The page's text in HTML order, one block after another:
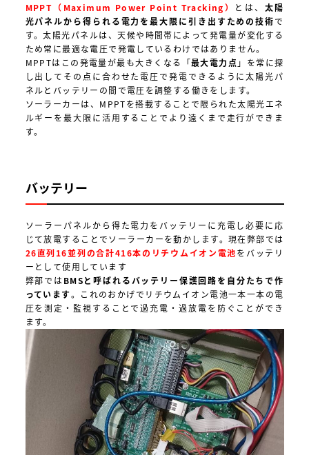
MPPT （Maximum Power Point Tracking） とは、 太陽
光パネルから得られる電力を最大限に引き出すための技術で
す。太陽光パネルは、天候や時間帯によって発電量が変化する
ため常に最適な電圧で発電しているわけではありません。
MPPTはこの発電量が最も大きくなる「最大電力点 」を常に探
し出してその点に合わせた電圧で発電できるように太陽光パ
ネルとバッテリーの間で電圧を調整する働きをします。
ソーラーカーは、MPPTを搭載することで限られた太陽光エネ
ルギーを最大限に活用することでより遠くまで走行ができま
す。
バッテリー
ソーラーパネルから得た電力をバッテリーに充電し必要に応
じて放電することでソーラーカーを動かします。現在弊部では
26直列16並列の合計416本のリチウムイオン電池をバッテリ
ーとして使用しています
弊部ではBMSと呼ばれるバッテリー保護回路を自分たちで作
っています。これのおかげでリチウムイオン電池一本一本の電
圧を測定・監視することで過充電・過放電を防ぐことができ
ます。